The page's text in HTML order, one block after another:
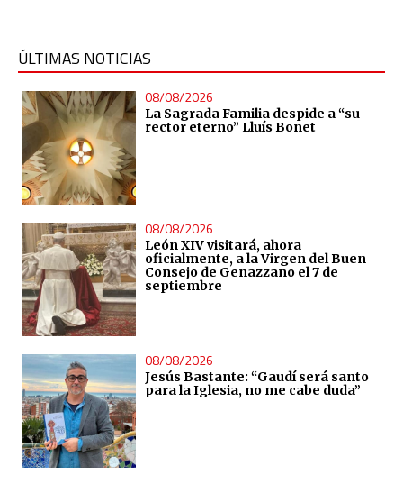
ÚLTIMAS NOTICIAS
08/08/2026
La Sagrada Familia despide a “su
rector eterno” Lluís Bonet
08/08/2026
León XIV visitará, ahora
oficialmente, a la Virgen del Buen
Consejo de Genazzano el 7 de
septiembre
08/08/2026
Jesús Bastante: “Gaudí será santo
para la Iglesia, no me cabe duda”